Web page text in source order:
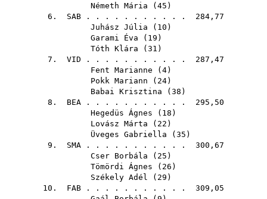
Németh Mária ( 45 )
6. SAB . . . . . . . . . . . 284,77
Juhász Júlia ( 10 )
Garami Éva ( 19 )
Tóth Klára ( 31 )
7. VID . . . . . . . . . . . 287,47
Fent Marianne ( 4)
Pokk Mariann ( 24)
Babai Krisztina ( 38 )
8. BEA . . . . . . . . . . . 295,50
Hegedüs Ágnes ( 18 )
Lovász Márta ( 22 )
Üveges Gabriella ( 35 )
9. SMA . . . . . . . . . . . 300,67
Cser Borbála ( 25 )
Tömördi Ágnes ( 26 )
Székely Adél ( 29 )
10. FAB . . . . . . . . . . . 309,05